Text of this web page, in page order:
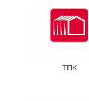
ТПК